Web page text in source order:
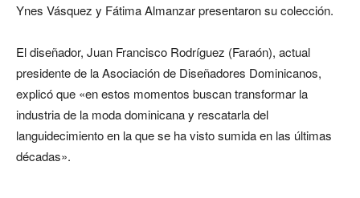
Ynes Vásquez y Fátima Almanzar presentaron su colección.
El diseñador, Juan Francisco Rodríguez (Faraón), actual
presidente de la Asociación de Diseñadores Dominicanos,
explicó que «en estos momentos buscan transformar la
industria de la moda dominicana y rescatarla del
languidecimiento en la que se ha visto sumida en las últimas
décadas».